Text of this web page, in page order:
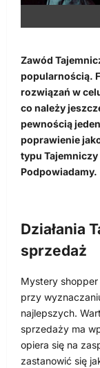
Zawód
popularnością.
rozwiązań w
co należy
pewnością
poprawienie
typu Tajemniczy
Podpowiadamy.
Działania
sprzedaż
Mystery
przy
najlepszych.
sprzedaży ma
opiera się na
zastanowić się